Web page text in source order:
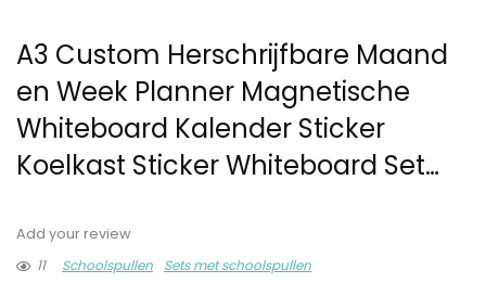
A3 Custom Herschrijfbare Maand
en Week Planner Magnetische
Whiteboard Kalender Sticker
Koelkast Sticker Whiteboard Set…
Add your review
11
Schoolspullen Sets met schoolspullen